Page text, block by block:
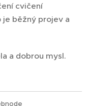
cvičení
je běžný projev a
a dobrou mysl.